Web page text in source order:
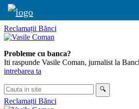
Sari
la
Reclamații Bănci
Probleme cu banca?
Iti raspunde Vasile Coman, jurnalist la
intrebarea ta
Cauta
in
site
🔍
Reclamații Bănci